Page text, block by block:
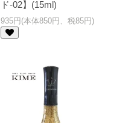
ド-02】(15ml)
935円(本体850円、税85円)